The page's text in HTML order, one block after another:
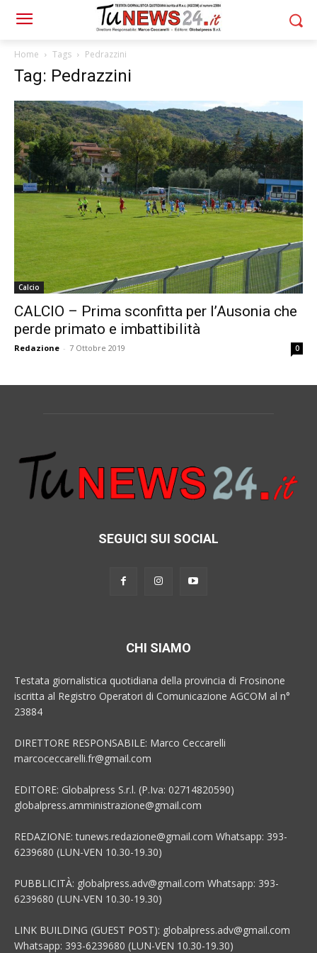
Home Tags Pedrazzini
Tag: Pedrazzini
Calcio
CALCIO – Prima sconfitta per l’Ausonia che
perde primato e imbattibilità
Redazione - 7 Ottobre 2019 0
SEGUICI SUI SOCIAL
CHI SIAMO
Testata giornalistica quotidiana della provincia di Frosinone
iscritta al Registro Operatori di Comunicazione AGCOM al n°
23884
DIRETTORE RESPONSABILE: Marco Ceccarelli
marcoceccarelli.fr@gmail.com
EDITORE: Globalpress S.r.l. (P.Iva: 02714820590)
globalpress.amministrazione@gmail.com
REDAZIONE: tunews.redazione@gmail.com Whatsapp: 393-
6239680 (LUN-VEN 10.30-19.30)
PUBBLICITÀ: globalpress.adv@gmail.com Whatsapp: 393-
6239680 (LUN-VEN 10.30-19.30)
LINK BUILDING (GUEST POST): globalpress.adv@gmail.com
Whatsapp: 393-6239680 (LUN-VEN 10.30-19.30)